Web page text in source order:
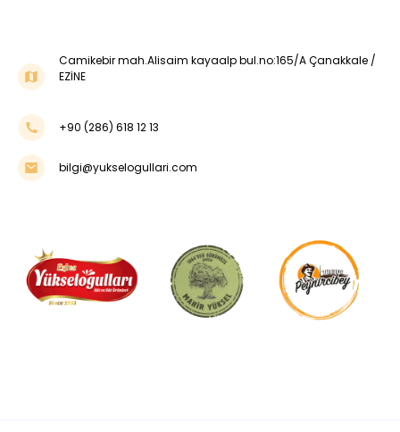
Camikebir mah.Alisaim kayaalp bul.no:165/A Çanakkale /
EZİNE
+90 (286) 618 12 13
bilgi@yukselogullari.com